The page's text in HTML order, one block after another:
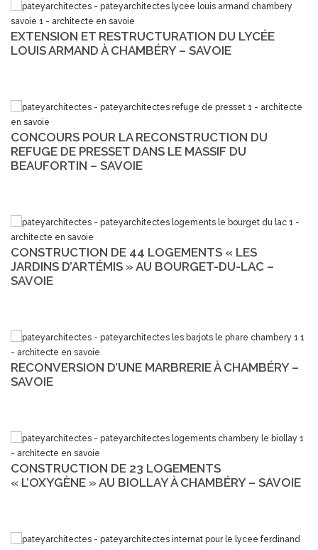
EXTENSION ET RESTRUCTURATION DU LYCÉE
LOUIS ARMAND À CHAMBÉRY – SAVOIE
CONCOURS POUR LA RECONSTRUCTION DU
REFUGE DE PRESSET DANS LE MASSIF DU
BEAUFORTIN – SAVOIE
CONSTRUCTION DE 44 LOGEMENTS « LES
JARDINS D’ARTÉMIS » AU BOURGET-DU-LAC –
SAVOIE
RECONVERSION D’UNE MARBRERIE À CHAMBÉRY –
SAVOIE
CONSTRUCTION DE 23 LOGEMENTS
« L’OXYGÈNE » AU BIOLLAY À CHAMBÉRY – SAVOIE